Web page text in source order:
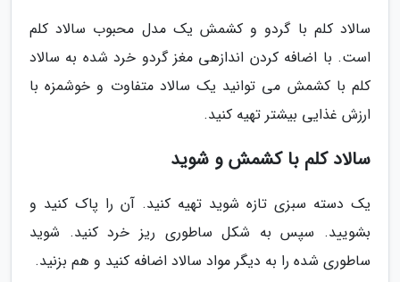
سالاد کلم با گردو و کشمش یک مدل محبوب سالاد کلم
است. با اضافه کردن اندازهی مغز گردو خرد شده به سالاد
کلم با کشمش می توانید یک سالاد متفاوت و خوشمزه با
ارزش غذایی بیشتر تهیه کنید.
سالاد کلم با کشمش و شوید
یک دسته سبزی تازه شوید تهیه کنید. آن را پاک کنید و
بشویید. سپس به شکل ساطوری ریز خرد کنید. شوید
ساطوری شده را به دیگر مواد سالاد اضافه کنید و هم بزنید.